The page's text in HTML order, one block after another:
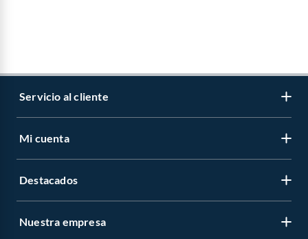
Servicio al cliente
Libro de reclamaciones
Tipos de entrega
Mi cuenta
Regístrate
Destacados
Recetas
Nuestra empresa